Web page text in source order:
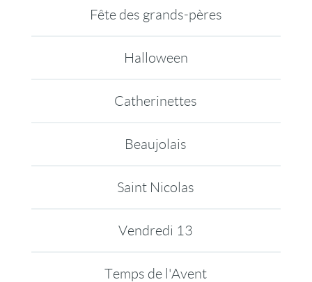
Fête des grands-pères
Halloween
Catherinettes
Beaujolais
Saint Nicolas
Vendredi 13
Temps de l'Avent